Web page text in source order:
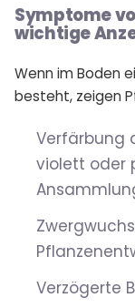
Symptome
wichtige
Wenn im Boden
besteht, zeigen
Verfärbung
violett oder
Verzögerte